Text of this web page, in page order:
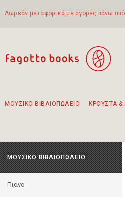
Δωρεάν μεταφορικά με αγορές πάνω
ΜΟΥΣΙΚΟ ΒΙΒΛΙΟΠΩΛΕΙΟ ΚΡΟΥΣΤΑ &
ΜΟΥΣΙΚΟ ΒΙΒΛΙΟΠΩΛΕΙΟ
Πιάνο